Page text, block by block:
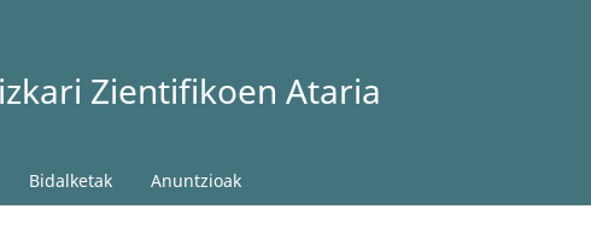
Zientifikoen Ataria
Bidalketak Anuntzioak